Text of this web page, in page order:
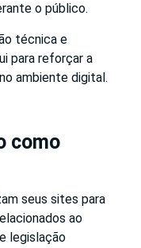
o público.
técnica e
para reforçar a
ambiente digital.
como
seus sites para
ao
legislação